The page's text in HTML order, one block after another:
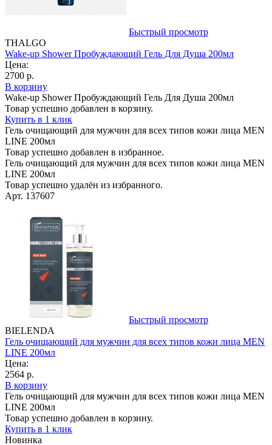
Быстрый просмотр
THALGO
Wake-up Shower Пробуждающий Гель Для Душа 200мл
Цена:
2700 р.
В корзину
Wake-up Shower Пробуждающий Гель Для Душа 200мл
Товар успешно добавлен в корзину.
Купить в 1 клик
Гель очищающий для мужчин для всех типов кожи лица MEN
LINE 200мл
Товар успешно добавлен в избранное.
Гель очищающий для мужчин для всех типов кожи лица MEN
LINE 200мл
Товар успешно удалён из избранного.
Арт. 137607
Быстрый просмотр
BIELENDA
Гель очищающий для мужчин для всех типов кожи лица MEN
LINE 200мл
Цена:
2564 р.
В корзину
Гель очищающий для мужчин для всех типов кожи лица MEN
LINE 200мл
Товар успешно добавлен в корзину.
Купить в 1 клик
Новинка